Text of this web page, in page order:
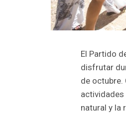
El Partido
disfrutar
de octubre.
actividades
natural y la